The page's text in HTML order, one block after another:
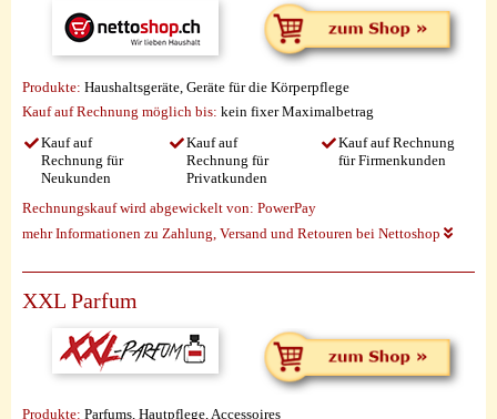
Produkte: Haushaltsgeräte, Geräte für die Körperpflege
Kauf auf Rechnung möglich bis: kein fixer Maximalbetrag
Kauf auf
Rechnung für
Neukunden
Kauf auf
Rechnung für
Privatkunden
Kauf auf Rechnung
für Firmenkunden
Rechnungskauf wird abgewickelt von: PowerPay
mehr Informationen zu Zahlung, Versand und Retouren bei Nettoshop
XXL Parfum
Produkte: Parfums, Hautpflege, Accessoires